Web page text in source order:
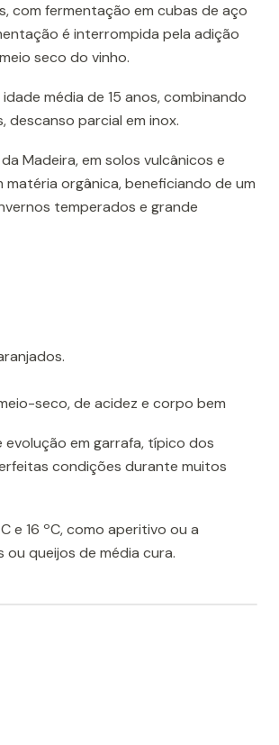
com fermentação em cubas de aço
é interrompida pela adição
seco do vinho.
média de 15 anos, combinando
descanso parcial em inox.
Madeira, em solos vulcânicos e
orgânica, beneficiando de um
temperados e grande
seco, de acidez e corpo bem
evolução em garrafa, típico dos
condições durante muitos
e 16 ºC, como aperitivo ou a
queijos de média cura.